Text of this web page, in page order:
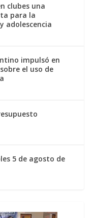
clubes una
para la
adolescencia
impulsó en
el uso de
5 de agosto de